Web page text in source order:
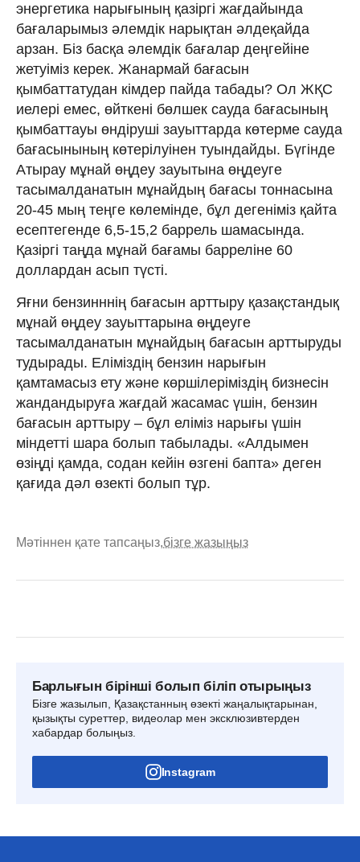
энергетика нарығының қазіргі жағдайында
бағаларымыз әлемдік нарықтан әлдеқайда
арзан. Біз басқа әлемдік бағалар деңгейіне
жетуіміз керек. Жанармай бағасын
қымбаттатудан кімдер пайда табады? Ол ЖҚС
иелері емес, өйткені бөлшек сауда бағасының
қымбаттауы өндіруші зауыттарда көтерме сауда
бағасынының көтерілуінен туындайды. Бүгінде
Атырау мұнай өңдеу зауытына өңдеуге
тасымалданатын мұнайдың бағасы тоннасына
20-45 мың теңге көлемінде, бұл дегеніміз қайта
есептегенде 6,5-15,2 баррель шамасында.
Қазіргі таңда мұнай бағамы барреліне 60
доллардан асып түсті.
Яғни бензинннің бағасын арттыру қазақстандық
мұнай өңдеу зауыттарына өңдеуге
тасымалданатын мұнайдың бағасын арттыруды
тудырады. Еліміздің бензин нарығын
қамтамасыз ету және көршілеріміздің бизнесін
жандандыруға жағдай жасамас үшін, бензин
бағасын арттыру – бұл еліміз нарығы үшін
міндетті шара болып табылады. «Алдымен
өзіңді қамда, содан кейін өзгені бапта» деген
қағида дәл өзекті болып тұр.
Мәтіннен қате тапсаңыз,бізге жазыңыз
Барлығын бірінші болып біліп отырыңыз
Бізге жазылып, Қазақстанның өзекті жаңалықтарынан,
қызықты суреттер, видеолар мен эксклюзивтерден
хабардар болыңыз.
Instagram